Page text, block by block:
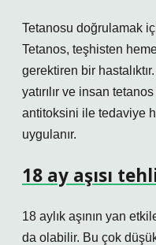
Tetanosu doğrulamak
Tetanos, teşhisten
gerektiren bir
yatırılır ve insan
antitoksini ile tedaviye
uygulanır.
18 ay aşısı
18 aylık aşının yan
da olabilir. Bu çok